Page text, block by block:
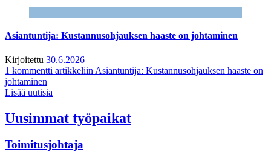
Asiantuntija: Kustannusohjauksen haaste on johtaminen
Kirjoitettu 30.6.2026
1 kommentti artikkeliin Asiantuntija: Kustannusohjauksen haaste on
johtaminen
Lisää uutisia
Uusimmat työpaikat
Toimitusjohtaja